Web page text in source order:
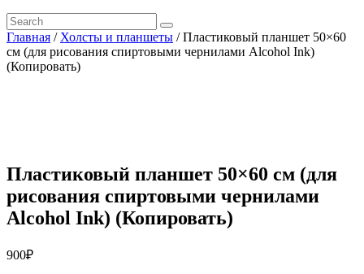
Главная / Холсты и планшеты / Пластиковый планшет 50×60
см (для рисования спиртовыми чернилами Alcohol Ink)
(Копировать)
Пластиковый планшет 50×60 см (для
рисования спиртовыми чернилами
Alcohol Ink) (Копировать)
900₽